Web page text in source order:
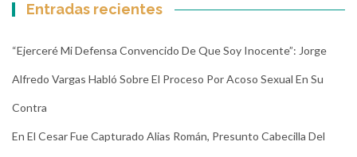
Entradas recientes
“Ejerceré Mi Defensa Convencido De Que Soy Inocente”: Jorge
Alfredo Vargas Habló Sobre El Proceso Por Acoso Sexual En Su
Contra
En El Cesar Fue Capturado Alias Román, Presunto Cabecilla Del